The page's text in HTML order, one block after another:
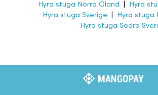
Hyra stuga Norra Öland
Hyra
Hyra stuga Sverige
Hyra stuga
Hyra stuga Södra